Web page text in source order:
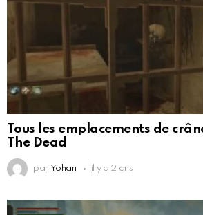
Tous les emplacements de
The Dead
par Yohan il y a 2 ans